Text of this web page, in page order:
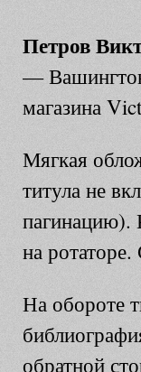
Петров
—
магазина
Мягкая
титула не
пагинацию).
на
На обороте
обратной